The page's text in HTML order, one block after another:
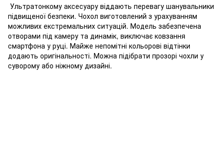
Ультратонкому аксесуару віддають перевагу шанувальники
підвищеної безпеки. Чохол виготовлений з урахуванням
можливих екстремальних ситуацій. Модель забезпечена
отворами під камеру та динамік, виключає ковзання
смартфона у руці. Майже непомітні кольорові відтінки
додають оригінальності. Можна підібрати прозорі чохли у
суворому або ніжному дизайні.